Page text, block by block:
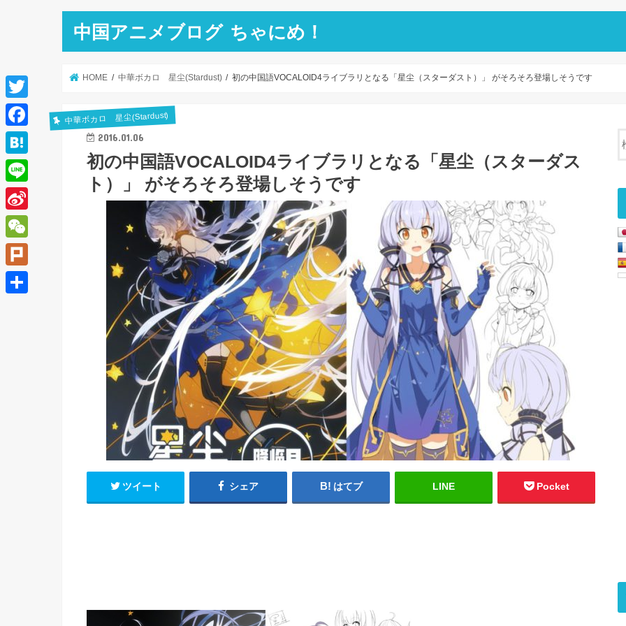
中国アニメブログ ちゃにめ！
HOME 中華ボカロ 星尘(Stardust) 初の中国語VOCALOID4ライブラリとなる「星尘（スターダスト）」 がそろそろ登場しそうです
中華ボカロ 星尘(Stardust)
2016.01.06
初の中国語VOCALOID4ライブラリとなる「星尘（スターダス
ト）」 がそろそろ登場しそうです
ツイート シェア はてブ LINE Pocket
T
w
i
t
e
r
F
a
c
e
b
o
o
k
H
a
t
e
a
L
i
n
e
S
i
n
a
W
e
C
P